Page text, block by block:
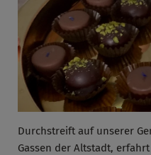
Durchstreift auf unserer
Gassen der Altstadt,